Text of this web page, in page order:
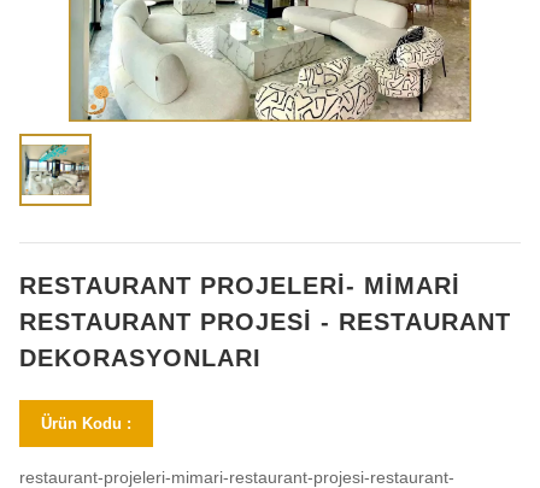
RESTAURANT PROJELERİ- MİMARİ
RESTAURANT PROJESİ - RESTAURANT
DEKORASYONLARI
Ürün Kodu :
restaurant-projeleri-mimari-restaurant-projesi-restaurant-